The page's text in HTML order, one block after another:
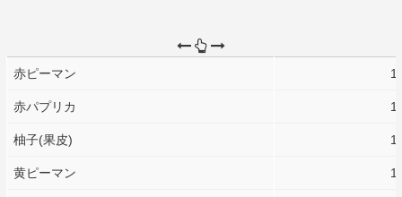
赤ピーマン
赤パプリカ
柚子(果皮)
黄ピーマン